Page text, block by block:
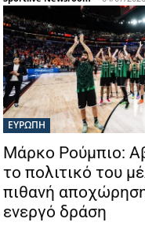
ΕΥΡΩΠΗ
Μάρκο Ρούμπιο:
το πολιτικό του
πιθανή
ενεργό δράση